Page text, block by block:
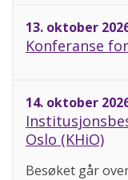
13. oktober
Konferanse
14. oktober
Oslo (KHiO)
Besøket går